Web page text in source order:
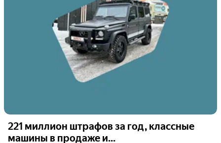
221 миллион штрафов за год, классные
машины в продаже и...